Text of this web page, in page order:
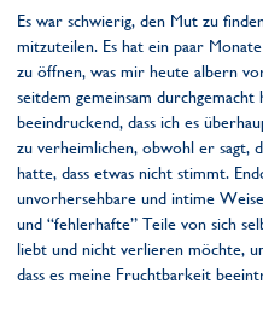
Es war schwierig, den Mut zu
mitzuteilen. Es hat ein paar
zu öffnen, was mir heute albern
seitdem gemeinsam durchgemacht
beeindruckend, dass ich es
zu verheimlichen, obwohl er sagt,
hatte, dass etwas nicht stimmt.
unvorhersehbare und intime
und “fehlerhafte” Teile von sich
liebt und nicht verlieren möchte,
dass es meine Fruchtbarkeit